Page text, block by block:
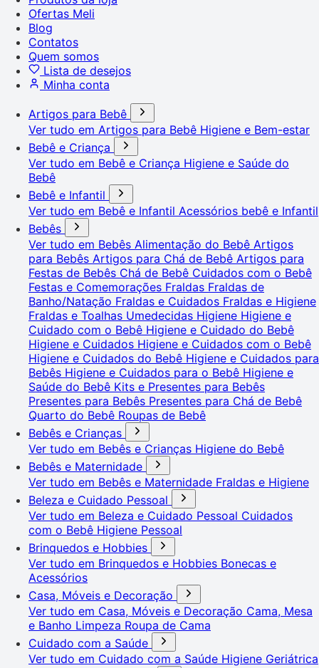
Ofertas Meli
Blog
Contatos
Quem somos
Lista de desejos
Minha conta
Artigos para Bebê
Ver tudo em Artigos para Bebê Higiene e Bem-estar
Bebê e Criança
Ver tudo em Bebê e Criança Higiene e Saúde do
Bebê
Bebê e Infantil
Ver tudo em Bebê e Infantil Acessórios bebê e Infantil
Bebês
Ver tudo em Bebês Alimentação do Bebê Artigos
para Bebês Artigos para Chá de Bebê Artigos para
Festas de Bebês Chá de Bebê Cuidados com o Bebê
Festas e Comemorações Fraldas Fraldas de
Banho/Natação Fraldas e Cuidados Fraldas e Higiene
Fraldas e Toalhas Umedecidas Higiene Higiene e
Cuidado com o Bebê Higiene e Cuidado do Bebê
Higiene e Cuidados Higiene e Cuidados com o Bebê
Higiene e Cuidados do Bebê Higiene e Cuidados para
Bebês Higiene e Cuidados para o Bebê Higiene e
Saúde do Bebê Kits e Presentes para Bebês
Presentes para Bebês Presentes para Chá de Bebê
Quarto do Bebê Roupas de Bebê
Bebês e Crianças
Ver tudo em Bebês e Crianças Higiene do Bebê
Bebês e Maternidade
Ver tudo em Bebês e Maternidade Fraldas e Higiene
Beleza e Cuidado Pessoal
Ver tudo em Beleza e Cuidado Pessoal Cuidados
com o Bebê Higiene Pessoal
Brinquedos e Hobbies
Ver tudo em Brinquedos e Hobbies Bonecas e
Acessórios
Casa, Móveis e Decoração
Ver tudo em Casa, Móveis e Decoração Cama, Mesa
e Banho Limpeza Roupa de Cama
Cuidado com a Saúde
Ver tudo em Cuidado com a Saúde Higiene Geriátrica